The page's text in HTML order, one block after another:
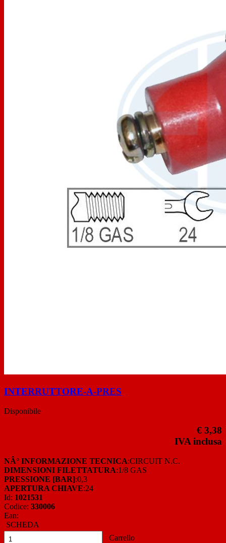
INTERRUTTORE-A-PRES
Disponibile
€ 3,38
IVA inclusa
NÂ° INFORMAZIONE TECNICA:CIRCUIT N.C.
DIMENSIONI FILETTATURA:1/8 GAS
PRESSIONE [BAR]:0,3
APERTURA CHIAVE:24
Id: 1021531
Codice: 330006
Ean:
SCHEDA
Carrello